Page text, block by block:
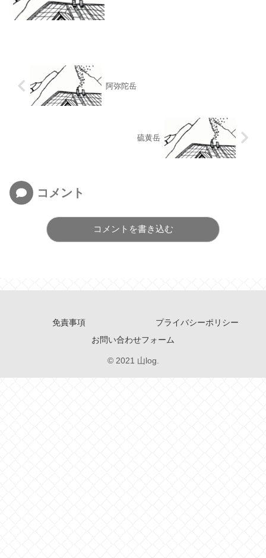
阿弥陀岳
硫黄岳
コメント
コメントを書き込む
免責事項
プライバシーポリシー
お問い合わせフォーム
© 2021 山log.